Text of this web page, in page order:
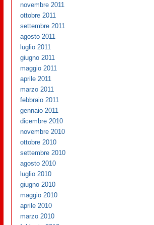
novembre 2011
ottobre 2011
settembre 2011
agosto 2011
luglio 2011
giugno 2011
maggio 2011
aprile 2011
marzo 2011
febbraio 2011
gennaio 2011
dicembre 2010
novembre 2010
ottobre 2010
settembre 2010
agosto 2010
luglio 2010
giugno 2010
maggio 2010
aprile 2010
marzo 2010